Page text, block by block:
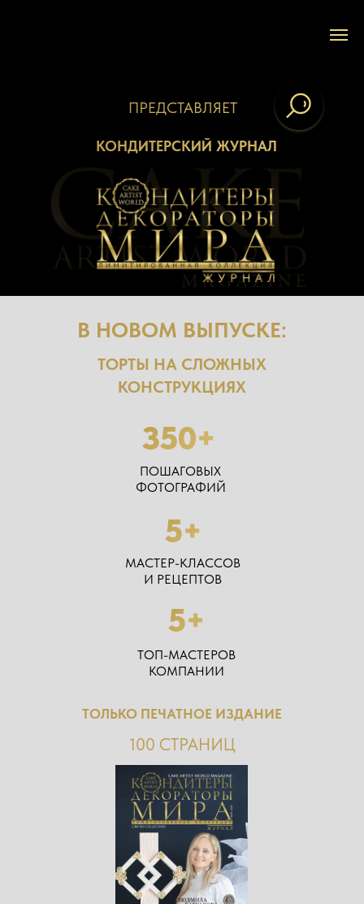
КОНДИТЕРСКИЙ ЖУРНАЛ
ПРЕДСТАВЛЯЕТ
ТОЛЬКО ПЕЧАТНОЕ ИЗДАНИЕ
В НОВОМ ВЫПУСКЕ:
350+
ПОШАГОВЫХ
ФОТОГРАФИЙ
5+
МАСТЕР-КЛАССОВ
И РЕЦЕПТОВ
5+
100 СТРАНИЦ
ТОП-МАСТЕРОВ
КОМПАНИИ
ТОРТЫ НА СЛОЖНЫХ
КОНСТРУКЦИЯХ